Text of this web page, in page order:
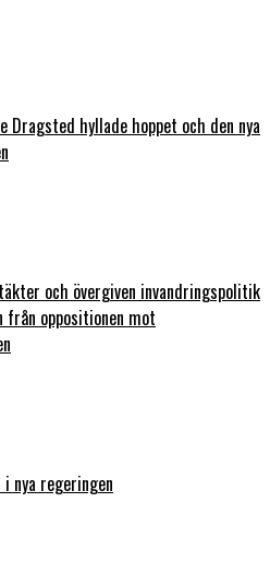
Dragsted hyllade hoppet och den nya
och övergiven invandringspolitik
oppositionen mot
nya regeringen